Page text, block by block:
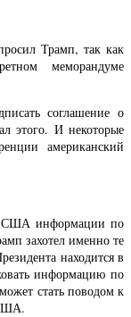
Трамп, так как
меморандуме
соглашение о
этого. И некоторые
американский
США информации по
захотел именно те
находится в
информацию по
стать поводом к